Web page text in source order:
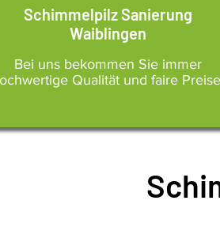
Schimmelpilz Sanierung
Waiblingen
Bei uns bekommen Sie immer
Qualität und faire